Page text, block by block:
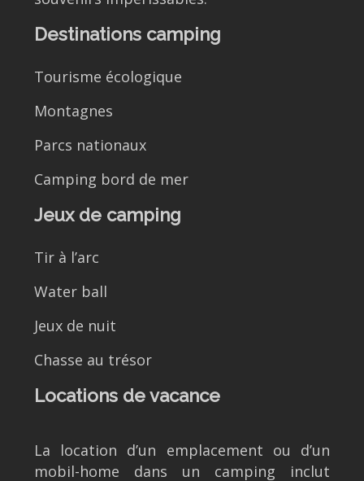
Destinations camping
Tourisme écologique
Montagnes
Parcs nationaux
Camping bord de mer
Jeux de camping
Tir à l’arc
Water ball
Jeux de nuit
Chasse au trésor
Locations de vacance
La location d’un emplacement ou d’un
mobil-home dans un camping inclut